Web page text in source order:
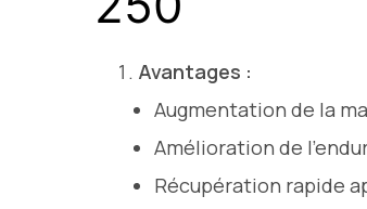
Avantages :
Augmentation de la
Amélioration de
Récupération rapide